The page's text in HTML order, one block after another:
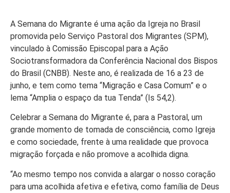
A Semana do Migrante é uma ação da Igreja no Brasil
promovida pelo Serviço Pastoral dos Migrantes (SPM),
vinculado à Comissão Episcopal para a Ação
Sociotransformadora da Conferência Nacional dos Bispos
do Brasil (CNBB). Neste ano, é realizada de 16 a 23 de
junho, e tem como tema “Migração e Casa Comum” e o
lema “Amplia o espaço da tua Tenda” (Is 54,2).
Celebrar a Semana do Migrante é, para a Pastoral, um
grande momento de tomada de consciência, como Igreja
e como sociedade, frente à uma realidade que provoca
migração forçada e não promove a acolhida digna.
“Ao mesmo tempo nos convida a alargar o nosso coração
para uma acolhida afetiva e efetiva, como família de Deus